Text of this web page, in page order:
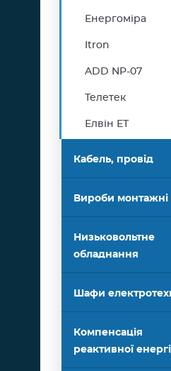
Енергоміра
Itron
ADD NP-07
Телетек
Елвін ЕТ
Кабель, провід
Вироби монтажні
Низьковольтне
обладнання
Шафи
Компенсація
реактивної